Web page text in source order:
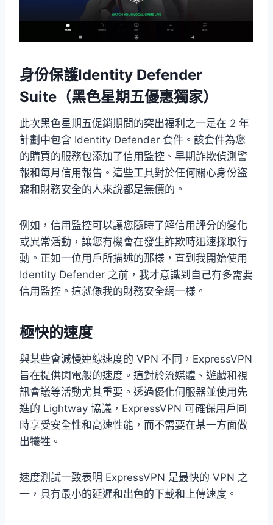
身份保護Identity Defender
Suite（黑色星期五優惠獨家）
此次黑色星期五促銷期間的突出福利之一是在 2 年
計劃中包含 Identity Defender 套件。該套件為您
的購買的服務包添加了信用監控、早期詐欺偵測警
報和每月信用報告。這些工具對於任何關心身份盜
竊和財務安全的人來說都是無價的。
例如，信用監控可以讓您隨時了解信用評分的變化
或異常活動，讓您有機會在發生詐欺時迅速採取行
動。正如一位用戶所描述的那樣，直到我開始使用
Identity Defender 之前，我才意識到自己有多需要
信用監控。這就像我的財務安全網一樣。
極快的速度
與某些會減慢連線速度的 VPN 不同，ExpressVPN
旨在提供閃電般的速度。這對於流媒體、遊戲和視
訊會議等活動尤其重要。透過優化伺服器並使用先
進的 Lightway 協議，ExpressVPN 可確保用戶同
時享受安全性和高速性能，而不需要在某一方面做
出犧牲。
速度測試一致表明 ExpressVPN 是最快的 VPN 之
一，具有最小的延遲和出色的下載和上傳速度。